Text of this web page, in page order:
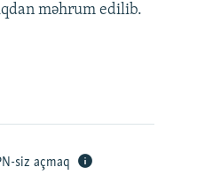
məhrum edilib.
siz açmaq